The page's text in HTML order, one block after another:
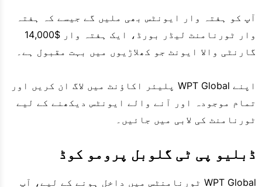
آپ کو ہفتہ وار ایونٹس بھی ملیں گے جیسے کہ ہفتہ
وار ٹورنامنٹ لیڈر بورڈ، ایک ہفتہ وار $14,000
گارنٹی والا ایونٹ جو کھلاڑیوں میں بہت مقبول ہے۔
اپنے WPT Global پلیئر اکاؤنٹ میں لاگ ان کریں اور
تمام موجودہ اور آنے والے ایونٹس دیکھنے کے لیے
ٹورنامنٹ کی لابی میں جائیں۔
ڈبلیو پی ٹی گلوبل پرومو کوڈ
WPT Global ٹورنامنٹس میں داخل ہونے کے لیے، آپ